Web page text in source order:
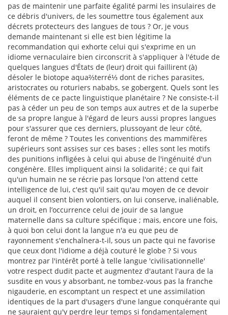
pas de maintenir une parfaite égalité parmi les insulaires de
ce débris d'univers, de les soumettre tous également aux
décrets protecteurs des langues de tous ? Or, je vous
demande maintenant si elle est bien légitime la
recommandation qui exhorte celui qui s'exprime en un
idiome vernaculaire bien circonscrit à s'appliquer à l'étude de
quelques langues d'États de (leur) droit qui faillirent (à)
désoler le biotope aqua⅔terré⅓ dont de riches parasites,
aristocrates ou roturiers nababs, se gobergent. Quels sont les
éléments de ce pacte linguistique planétaire ? Ne consiste-t-il
pas à céder un peu de son temps aux autres et de la superbe
de sa propre langue à l'égard de leurs aussi propres langues
pour s'assurer que ces derniers, plussoyant de leur côté,
feront de même ? Toutes les conventions des mammifères
supérieurs sont assises sur ces bases ; elles sont les motifs
des punitions infligées à celui qui abuse de l'ingénuité d'un
congénère. Elles impliquent ainsi la solidarité ; ce qui fait
qu'un humain ne se récrie pas lorsque l'on attend cette
intelligence de lui, c'est qu'il sait qu'au moyen de ce devoir
auquel il consent bien volontiers, on lui conserve, inaliénable,
un droit, en l’occurrence celui de jouir de sa langue
maternelle dans sa culture spécifique ; mais, encore une fois,
à quoi bon celui dont la langue n'a eu que peu de
rayonnement s'enchaînera-t-il, sous un pacte qui ne favorise
que ceux dont l'idiome a déjà couturé le globe ? Si vous
montrez par l'intérêt porté à telle langue 'civilisationnelle'
votre respect dudit pacte et augmentez d'autant l'aura de la
susdite en vous y absorbant, ne tombez-vous pas la franche
nigauderie, en escomptant un respect et une assimilation
identiques de la part d'usagers d'une langue conquérante qui
ne sauraient qu'y perdre leur temps si fondamentalement